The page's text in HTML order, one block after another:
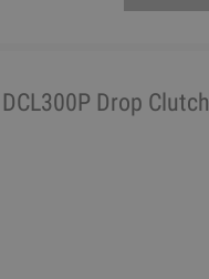
Drop Clutch